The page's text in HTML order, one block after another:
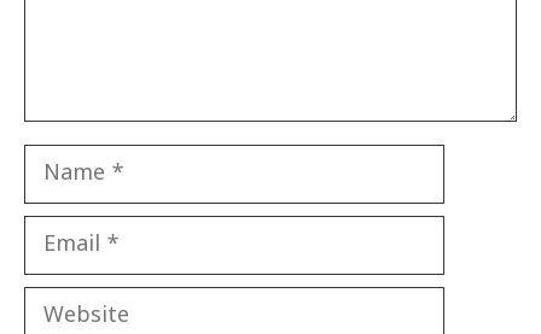
Name
Email
Website